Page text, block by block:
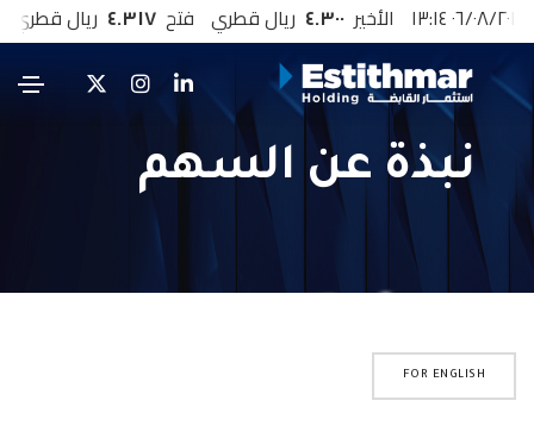
نبذة عن السهم
FOR ENGLISH